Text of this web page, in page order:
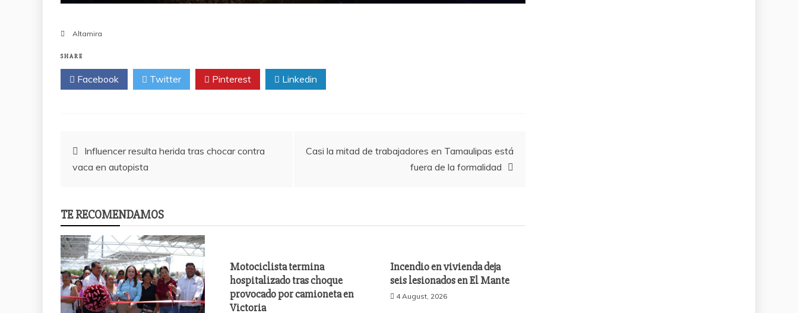
Altamira
SHARE
Facebook Twitter Pinterest Linkedin
Post
navigation
Influencer resulta herida tras chocar contra
vaca en autopista
Casi la mitad de trabajadores en Tamaulipas está
fuera de la formalidad
TE RECOMENDAMOS
Motociclista termina
hospitalizado tras choque
provocado por camioneta en
Victoria
Incendio en vivienda deja
seis lesionados en El Mante
4 August, 2026